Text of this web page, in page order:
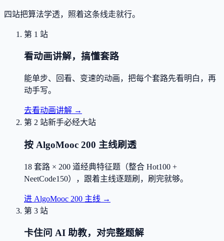
四站把算法学透，照着这条线走就行。
第 1 站
看动画讲解，搞懂套路
能单步、回看、变速的动画，把每个套路先看明白，再
动手写。
去看动画讲解 →
第 2 站新手必经大站
按 AlgoMooc 200 主线刷透
18 套路 × 200 道经典特征题（整合 Hot100 +
NeetCode150），跟着主线逐题刷，刷完就够。
进 AlgoMooc 200 主线 →
第 3 站
卡住问 AI 助教，对完整题解